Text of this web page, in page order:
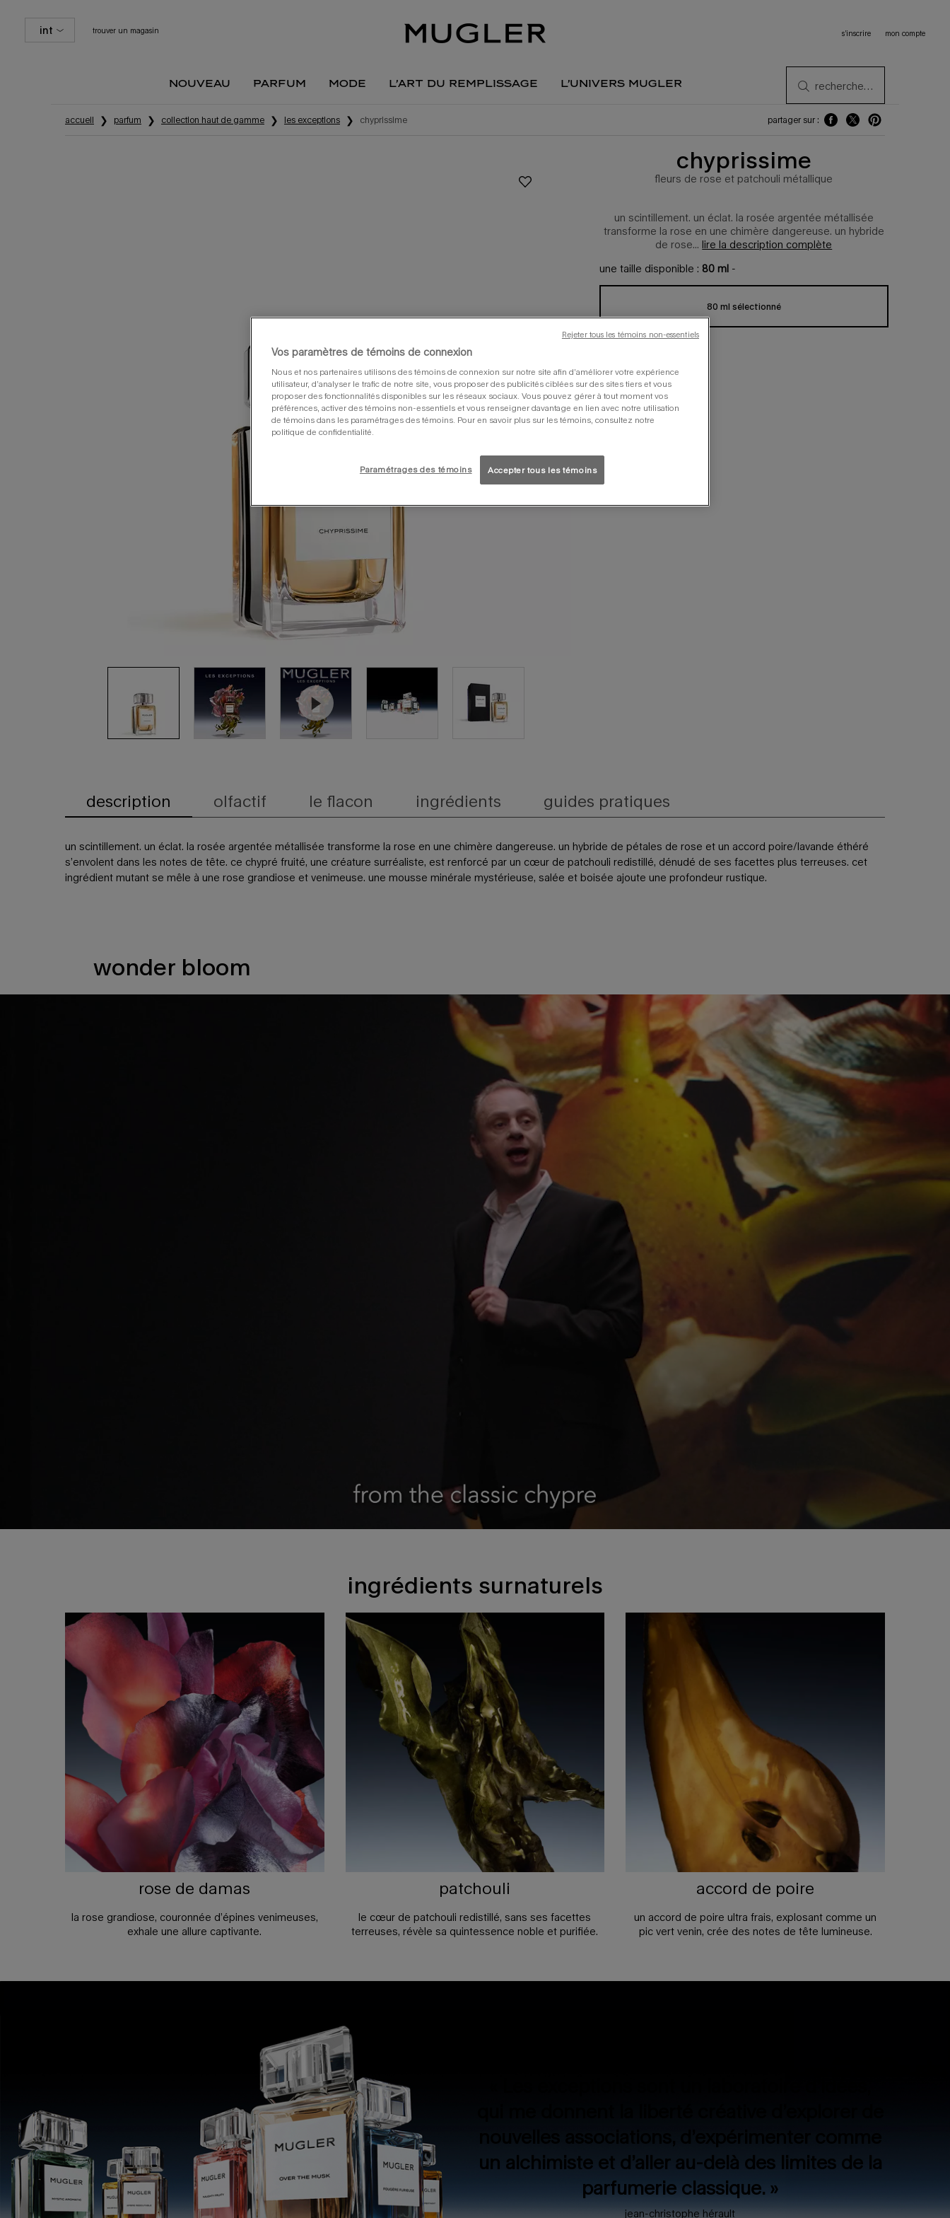
int trouver un magasin s’inscrire mon compte
nouveau parfum mode l’art du remplissage l’univers mugler recherche…
accueil
parfum collection haut de gamme les exceptions chyprissime partager sur : partager sur : facebook
partager sur : twitter
partager sur :
chyprissime
fleurs de rose et patchouli métallique
un scintillement. un éclat. la rosée argentée métallisée
transforme la rose en une chimère dangereuse. un hybride
de rose...lire la description complète
une taille disponible : 80 ml-
80 ml sélectionné
, 1 sur 1
description olfactif le flacon ingrédients guides pratiques
un scintillement. un éclat. la rosée argentée métallisée transforme la rose en une chimère dangereuse. un hybride de pétales de rose et un accord poire/lavande éthéré
s’envolent dans les notes de tête. ce chypré fruité, une créature surréaliste, est renforcé par un cœur de patchouli redistillé, dénudé de ses facettes plus terreuses. cet
ingrédient mutant se mêle à une rose grandiose et venimeuse. une mousse minérale mystérieuse, salée et boisée ajoute une profondeur rustique.
wonder bloom
ingrédients surnaturels
rose de damas
la rose grandiose, couronnée d’épines venimeuses,
exhale une allure captivante.
patchouli
le cœur de patchouli redistillé, sans ses facettes
terreuses, révèle sa quintessence noble et purifiée.
accord de poire
un accord de poire ultra frais, explosant comme un
pic vert venin, crée des notes de tête lumineuse.
un alchimiste et d’aller au-delà des limites de la
parfumerie classique. »
jean-christophe hérault
Vos paramètres de témoins de connexion
Nous et nos partenaires utilisons des témoins de connexion sur notre site afin d’améliorer votre expérience
utilisateur, d’analyser le trafic de notre site, vous proposer des publicités ciblées sur des sites tiers et vous
proposer des fonctionnalités disponibles sur les réseaux sociaux. Vous pouvez gérer à tout moment vos
préférences, activer des témoins non-essentiels et vous renseigner davantage en lien avec notre utilisation
de témoins dans les paramétrages des témoins. Pour en savoir plus sur les témoins, consultez notre
politique de confidentialité.
Paramétrages des témoins Accepter tous les témoins
Rejeter tous les témoins non-essentiels